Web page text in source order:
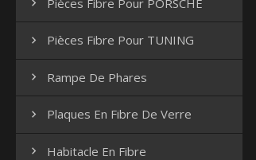

 Pièces Fibre Pour TUNING
 Rampe De Phares
 Plaques En Fibre De Verre
 Habitacle En Fibre